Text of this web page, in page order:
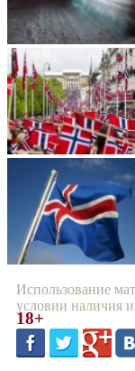
Использование
условии наличия
18+